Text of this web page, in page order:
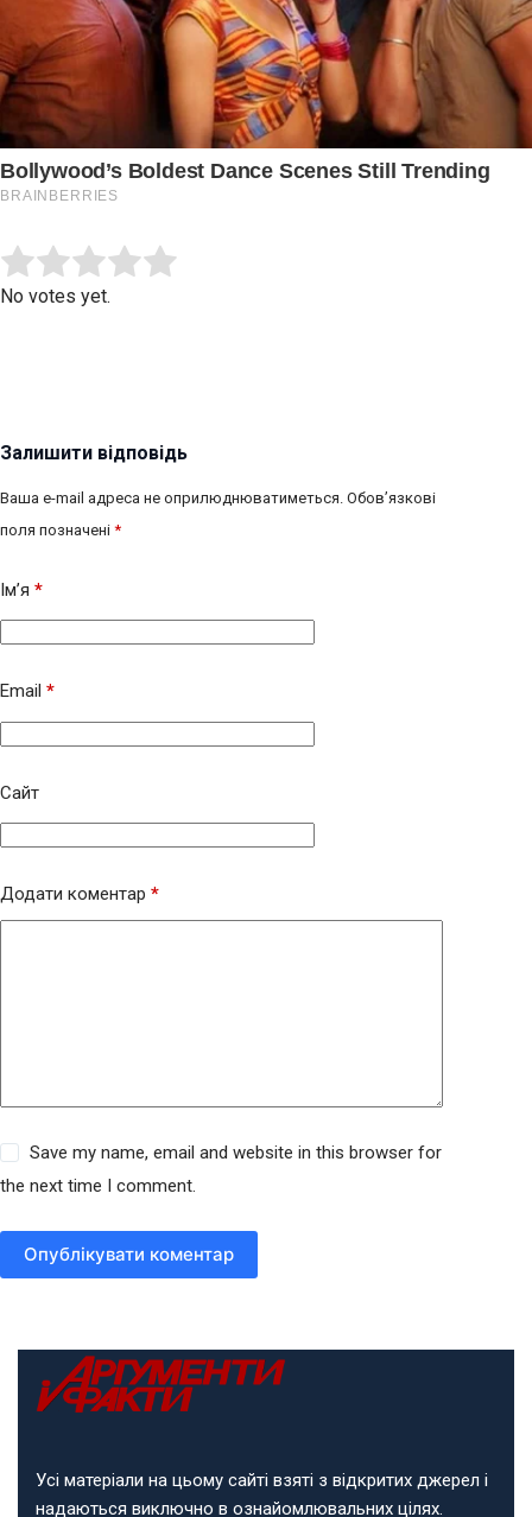
Rate this item:
No votes yet.
Залишити відповідь
Ваша e-mail адреса не оприлюднюватиметься. Обов’язкові
поля позначені *
Ім’я *
Email *
Сайт
Додати коментар *
Save my name, email and website in this browser for
the next time I comment.
Опублікувати коментар
Усі матеріали на цьому сайті взяті з відкритих джерел і
надаються виключно в ознайомлювальних цілях.